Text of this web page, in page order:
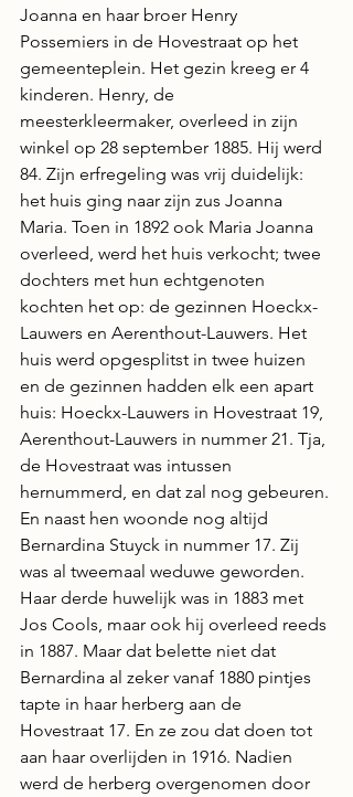
Joanna en haar broer Henry
Possemiers in de Hovestraat op het
gemeenteplein. Het gezin kreeg er 4
kinderen. Henry, de
meesterkleermaker, overleed in zijn
winkel op 28 september 1885. Hij werd
84. Zijn erfregeling was vrij duidelijk:
het huis ging naar zijn zus Joanna
Maria. Toen in 1892 ook Maria Joanna
overleed, werd het huis verkocht; twee
dochters met hun echtgenoten
kochten het op: de gezinnen Hoeckx-
Lauwers en Aerenthout-Lauwers. Het
huis werd opgesplitst in twee huizen
en de gezinnen hadden elk een apart
huis: Hoeckx-Lauwers in Hovestraat 19,
Aerenthout-Lauwers in nummer 21. Tja,
de Hovestraat was intussen
hernummerd, en dat zal nog gebeuren.
En naast hen woonde nog altijd
Bernardina Stuyck in nummer 17. Zij
was al tweemaal weduwe geworden.
Haar derde huwelijk was in 1883 met
Jos Cools, maar ook hij overleed reeds
in 1887. Maar dat belette niet dat
Bernardina al zeker vanaf 1880 pintjes
tapte in haar herberg aan de
Hovestraat 17. En ze zou dat doen tot
aan haar overlijden in 1916. Nadien
werd de herberg overgenomen door